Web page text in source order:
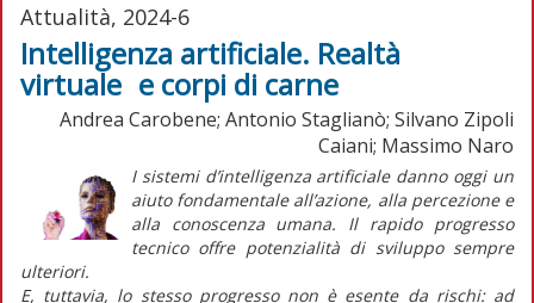
Attualità, 2024-6
Intelligenza artificiale. Realtà
virtuale e corpi di carne
Andrea Carobene; Antonio Staglianò; Silvano Zipoli
Caiani; Massimo Naro
I sistemi d’intelligenza artificiale danno oggi un
aiuto fondamentale all’azione, alla percezione e
alla conoscenza umana. Il rapido progresso
tecnico offre potenzialità di sviluppo sempre
ulteriori.
E, tuttavia, lo stesso progresso non è esente da rischi: ad